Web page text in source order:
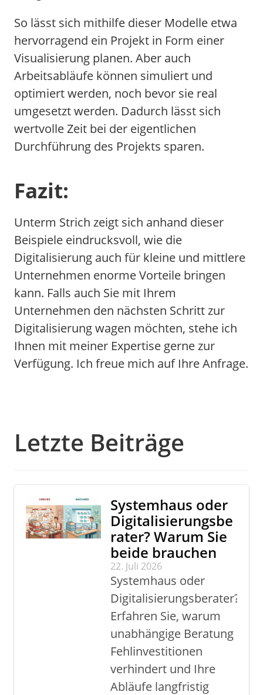
So lässt sich mithilfe dieser Modelle etwa
hervorragend ein Projekt in Form einer
Visualisierung planen. Aber auch
Arbeitsabläufe können simuliert und
optimiert werden, noch bevor sie real
umgesetzt werden. Dadurch lässt sich
wertvolle Zeit bei der eigentlichen
Durchführung des Projekts sparen.
Fazit:
Unterm Strich zeigt sich anhand dieser
Beispiele eindrucksvoll, wie die
Digitalisierung auch für kleine und mittlere
Unternehmen enorme Vorteile bringen
kann. Falls auch Sie mit Ihrem
Unternehmen den nächsten Schritt zur
Digitalisierung wagen möchten, stehe ich
Ihnen mit meiner Expertise gerne zur
Verfügung. Ich freue mich auf Ihre Anfrage.
Letzte Beiträge
Systemhaus oder
Digitalisierungsbe
rater? Warum Sie
beide brauchen
22. Juli 2026
Systemhaus oder
Digitalisierungsberater?
Erfahren Sie, warum
unabhängige Beratung
Fehlinvestitionen
verhindert und Ihre
Abläufe langfristig